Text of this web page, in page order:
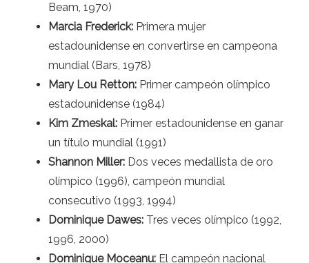
Beam, 1970)
Marcia Frederick: Primera mujer
estadounidense en convertirse en campeona
mundial (Bars, 1978)
Mary Lou Retton: Primer campeón olímpico
estadounidense (1984)
Kim Zmeskal: Primer estadounidense en ganar
un título mundial (1991)
Shannon Miller: Dos veces medallista de oro
olímpico (1996), campeón mundial
consecutivo (1993, 1994)
Dominique Dawes: Tres veces olímpico (1992,
1996, 2000)
Dominique Moceanu: El campeón nacional